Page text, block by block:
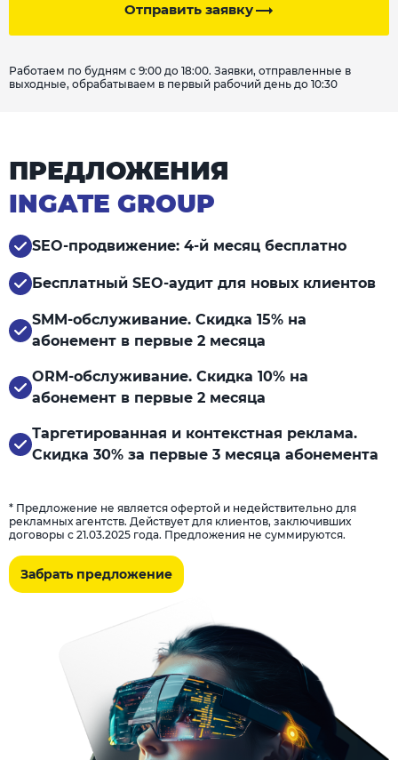
Отправить заявку
Работаем по будням с 9:00 до 18:00. Заявки, отправленные в
выходные, обрабатываем в первый рабочий день до 10:30
ПРЕДЛОЖЕНИЯ
INGATE GROUP
SEO-продвижение: 4-й месяц бесплатно
Бесплатный SEO-аудит для новых клиентов
SMM-обслуживание. Скидка 15% на
абонемент в первые 2 месяца
ORM-обслуживание. Скидка 10% на
абонемент в первые 2 месяца
Таргетированная и контекстная реклама.
Скидка 30% за первые 3 месяца абонемента
* Предложение не является офертой и недействительно для
рекламных агентств. Действует для клиентов, заключивших
договоры с 21.03.2025 года. Предложения не суммируются.
Забрать предложение